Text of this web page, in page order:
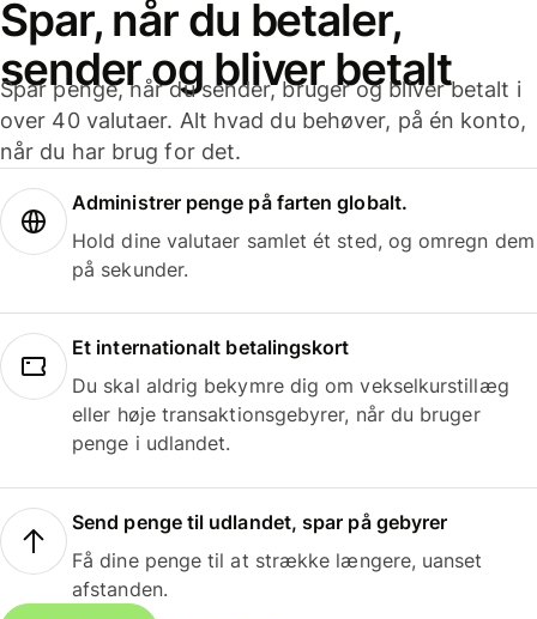
Spar, når du betaler,
sender og bliver betalt
Spar penge, når du sender, bruger og bliver betalt i
over 40 valutaer. Alt hvad du behøver, på én konto,
når du har brug for det.
Administrer penge på farten globalt.
Hold dine valutaer samlet ét sted, og omregn dem
på sekunder.
Et internationalt betalingskort
Du skal aldrig bekymre dig om vekselkurstillæg
eller høje transaktionsgebyrer, når du bruger
penge i udlandet.
Send penge til udlandet, spar på gebyrer
Få dine penge til at strække længere, uanset
afstanden.